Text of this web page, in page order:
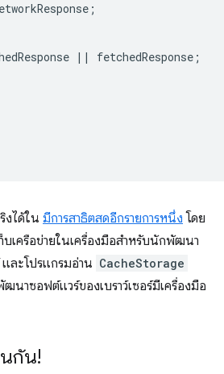
;
|| fetchedResponse ;
งได้ใน มีการสาธิตสดอีกรายการหนึ่ง โดย
เครือข่ายในเครื่องมือสำหรับนักพัฒนา
และโปรแกรมอ่าน CacheStorage
นาซอฟต์แวร์ของเบราว์เซอร์มีเครื่องมือ
กัน!